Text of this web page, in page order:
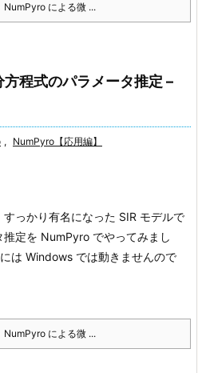
による微 ...
程式のパラメータ推定 –
, NumPyro【応用編】
っかり有名になった SIR モデルで
定を NumPyro でやってみまし
は Windows では動きませんので
による微 ...